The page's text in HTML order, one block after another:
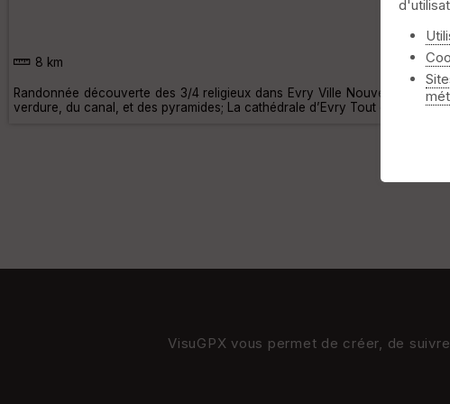
8 km
Randonnée découverte des 3/4 religieux dans Evry Ville Nouvelle, à
verdure, du canal, et des pyramides; La cathédrale d’Evry Tout commence
VisuGPX vous permet de créer, de